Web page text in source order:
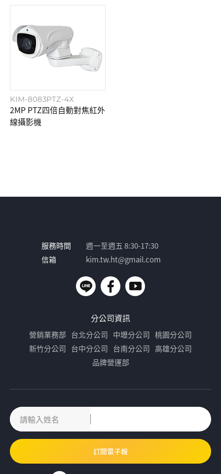
KIM-8083PTZ-4X
2MP PTZ四倍自動對焦紅外
線攝影機
服務時間
週一至週五 8:30-17:30
信箱
kim.tw.ht@gmail.com
分公司資訊
營銷業務部 台北分公司 中壢分公司 桃園分公司
新竹分公司 台中分公司 台南分公司 高雄分公司
品牌營運部